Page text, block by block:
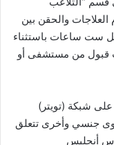
العلاجات والحقن بين
أكثر من 50 مليمترا كل ست ساعات باستثناء
قبول من مستشفى أو
على شبكة (تويتر)
جنسي وأخرى تتعلق
أنجليس